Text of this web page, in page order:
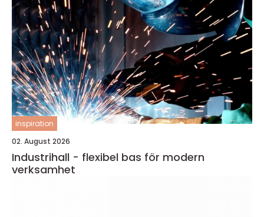
inspiration
02. August 2026
Industrihall - flexibel bas för modern
verksamhet